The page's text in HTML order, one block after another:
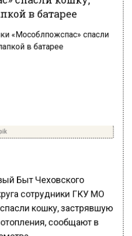
в батарее
Быт Чеховского
сотрудники ГКУ МО
кошку, застрявшую
сообщают в